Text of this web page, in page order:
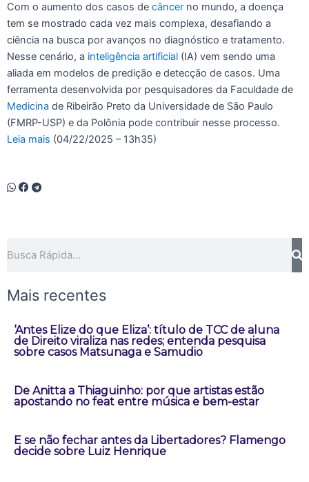
Com o aumento dos casos de câncer no mundo, a doença
tem se mostrado cada vez mais complexa, desafiando a
ciência na busca por avanços no diagnóstico e tratamento.
Nesse cenário, a inteligência artificial (IA) vem sendo uma
aliada em modelos de predição e detecção de casos. Uma
ferramenta desenvolvida por pesquisadores da Faculdade de
Medicina de Ribeirão Preto da Universidade de São Paulo
(FMRP-USP) e da Polônia pode contribuir nesse processo.
Leia mais (04/22/2025 – 13h35)
Mais recentes
‘Antes Elize do que Eliza’: título de TCC de aluna
de Direito viraliza nas redes; entenda pesquisa
sobre casos Matsunaga e Samudio
De Anitta a Thiaguinho: por que artistas estão
apostando no feat entre música e bem-estar
E se não fechar antes da Libertadores? Flamengo
decide sobre Luiz Henrique